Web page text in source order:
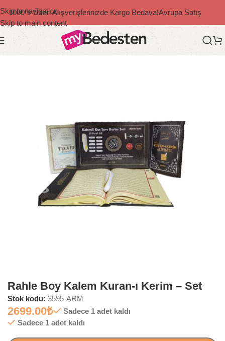
Skip to navigation
Skip to main content
1000 ₺ Üzeri Alışverişlerinizde Kargo Bedava!Avrupa Satış
Ana Sayfa Kur'an-ı Kerim Ve Dua
Rahle Boy Kalem Kuran-ı Kerim – Set
Stok kodu: 3595-ARM
2699.00₺
Sadece 1 adet kaldı
Sadece 1 adet kaldı